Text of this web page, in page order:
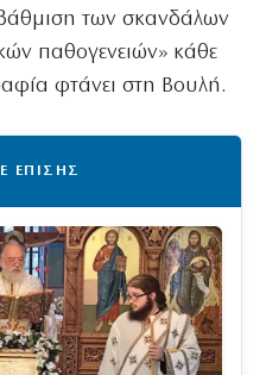
των σκανδάλων
παθογενειών» κάθε
φτάνει στη Βουλή.
ΕΠΙΣΗΣ